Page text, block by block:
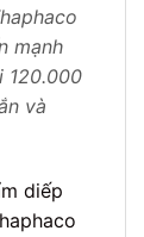
mạnh
120.000
và
diếp